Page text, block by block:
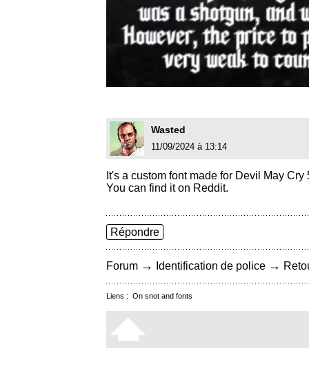
Wasted
11/09/2024 à 13:14
It's a custom font made for Devil May Cry
You can find it on Reddit.
Répondre
Forum → Identification de police →
Liens : On snot and fonts